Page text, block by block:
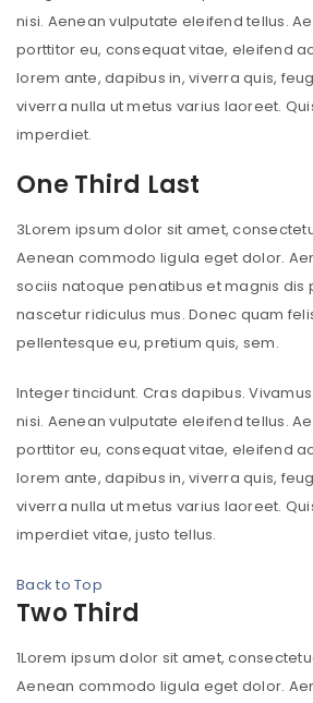
nisi. Aenean vulputate eleifend tellus.
porttitor eu, consequat vitae, eleifend
lorem ante, dapibus in, viverra quis,
viverra nulla ut metus varius laoreet.
imperdiet.
One Third Last
3Lorem ipsum dolor sit amet,
Aenean commodo ligula eget dolor.
sociis natoque penatibus et magnis dis
nascetur ridiculus mus. Donec quam
pellentesque eu, pretium quis, sem.
Integer tincidunt. Cras dapibus.
nisi. Aenean vulputate eleifend tellus.
porttitor eu, consequat vitae, eleifend
lorem ante, dapibus in, viverra quis,
viverra nulla ut metus varius laoreet.
imperdiet vitae, justo tellus.
Back to Top
Two Third
1Lorem ipsum dolor sit amet,
Aenean commodo ligula eget dolor.